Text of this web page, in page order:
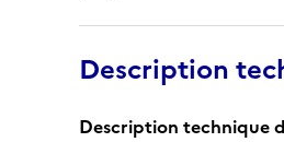
Description
Description technique